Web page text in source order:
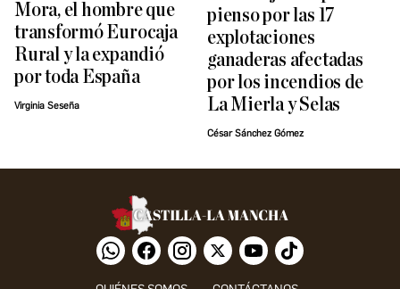
Mora, el hombre que
transformó Eurocaja
Rural y la expandió
por toda España
Virginia Seseña
pienso por las 17
explotaciones
ganaderas afectadas
por los incendios de
La Mierla y Selas
César Sánchez Gómez